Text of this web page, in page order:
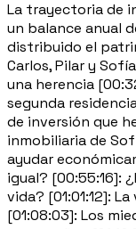
La trayectoria de
un balance anual
distribuido el
Carlos, Pilar y
una herencia
segunda
de inversión que
inmobiliaria de
ayudar
igual? [00:55:16]:
vida? [01:01:12]:
[01:08:03]: Los